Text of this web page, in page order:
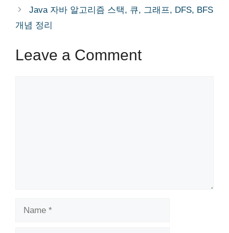
Java 자바 알고리즘 스택, 큐, 그래프, DFS, BFS
개념 정리
Leave a Comment